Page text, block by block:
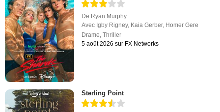
De Ryan Murphy
Avec Igby Rigney, Kaia Gerber, Homer Gere
Drame,Thriller
5 août 2026 sur FX Networks
Sterling Point